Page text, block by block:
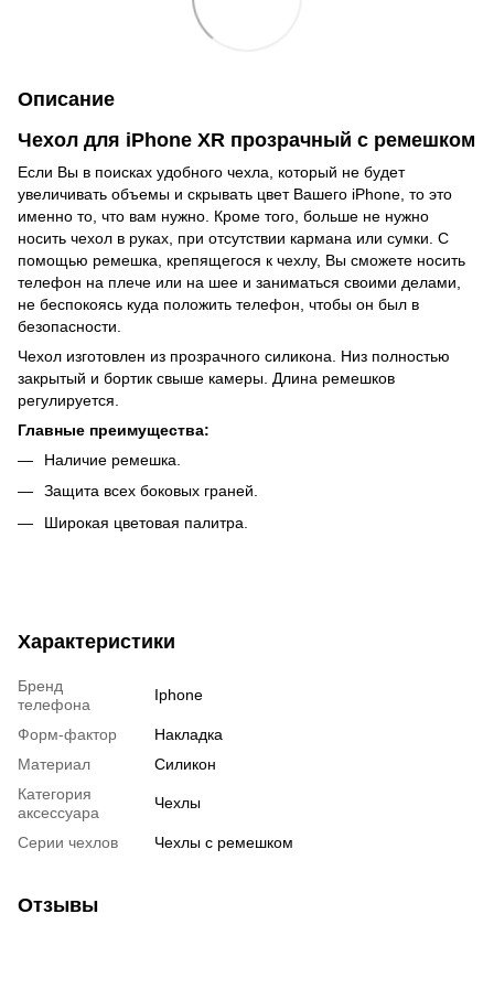
Описание
Чехол для iPhone XR прозрачный с ремешком
Если Вы в поисках удобного чехла, который не будет
увеличивать объемы и скрывать цвет Вашего iPhone, то это
именно то, что вам нужно. Кроме того, больше не нужно
носить чехол в руках, при отсутствии кармана или сумки. С
помощью ремешка, крепящегося к чехлу, Вы сможете носить
телефон на плече или на шее и заниматься своими делами,
не беспокоясь куда положить телефон, чтобы он был в
безопасности.
Чехол изготовлен из прозрачного силикона. Низ полностью
закрытый и бортик свыше камеры. Длина ремешков
регулируется.
Главные преимущества:
Наличие ремешка.
Защита всех боковых граней.
Широкая цветовая палитра.
Характеристики
Бренд
телефона
Iphone
Форм-фактор
Накладка
Материал
Силикон
Категория
аксессуара
Чехлы
Серии чехлов Чехлы с ремешком
Отзывы